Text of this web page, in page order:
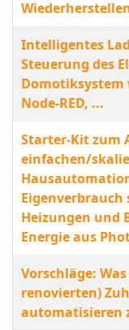
Intelligentes
Steuerung des
Domotiksystem
Node-RED, ...
Starter-Kit zum
einfachen/
Heizungen und
Energie aus
Vorschläge:
renovierten)
automatisieren